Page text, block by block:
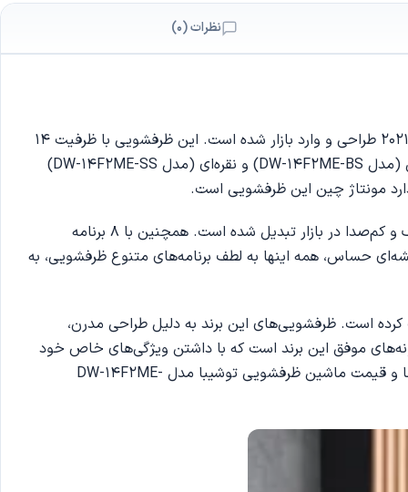
نظرات (0)
، یکی از محصولات جدید و پرطرفدار برند معروف توشیبا است که در سال 2021 طراحی و وارد بازار شده است. این ظرفشویی با ظرفیت 14
نفره، انتخابی عالی برای خانواده‌های پرجمعیت یا خانه‌هایی که به طور مرتب مهمانی دارند، محسوب می‌شود. دستگاه در دو رنگ مشکی (مدل DW-14F2ME-BS) و نقره‌ای (مدل DW-14F2ME-SS)
مونتاژ چین این ظرفشویی است.
این مدل از ماشین ظرفشویی با داشتن برچسب مصرف انرژی A++ و سطح صدای کم (44 دسی بل)، به یکی از ظرفشویی‌های کم‌مصرف و کم‌صدا در بازار تبدیل شده است. همچنین با 8 برنامه
حساس، همه اینها به لطف برنامه‌های متنوع ظرفشویی، به
است. ظرفشویی‌های این برند به دلیل طراحی مدرن،
موفق این برند است که با داشتن ویژگی‌های خاص خود
گزینه‌ای مناسب برای خانواده‌های امروزی است. در ادامه به بررسی بهتر ویژگی‌های این محصول می‌پردازیم، پس برای آشنایی با ویژگی‌ها و قیمت ماشین ظرفشویی توشیبا مدل DW-14F2ME-